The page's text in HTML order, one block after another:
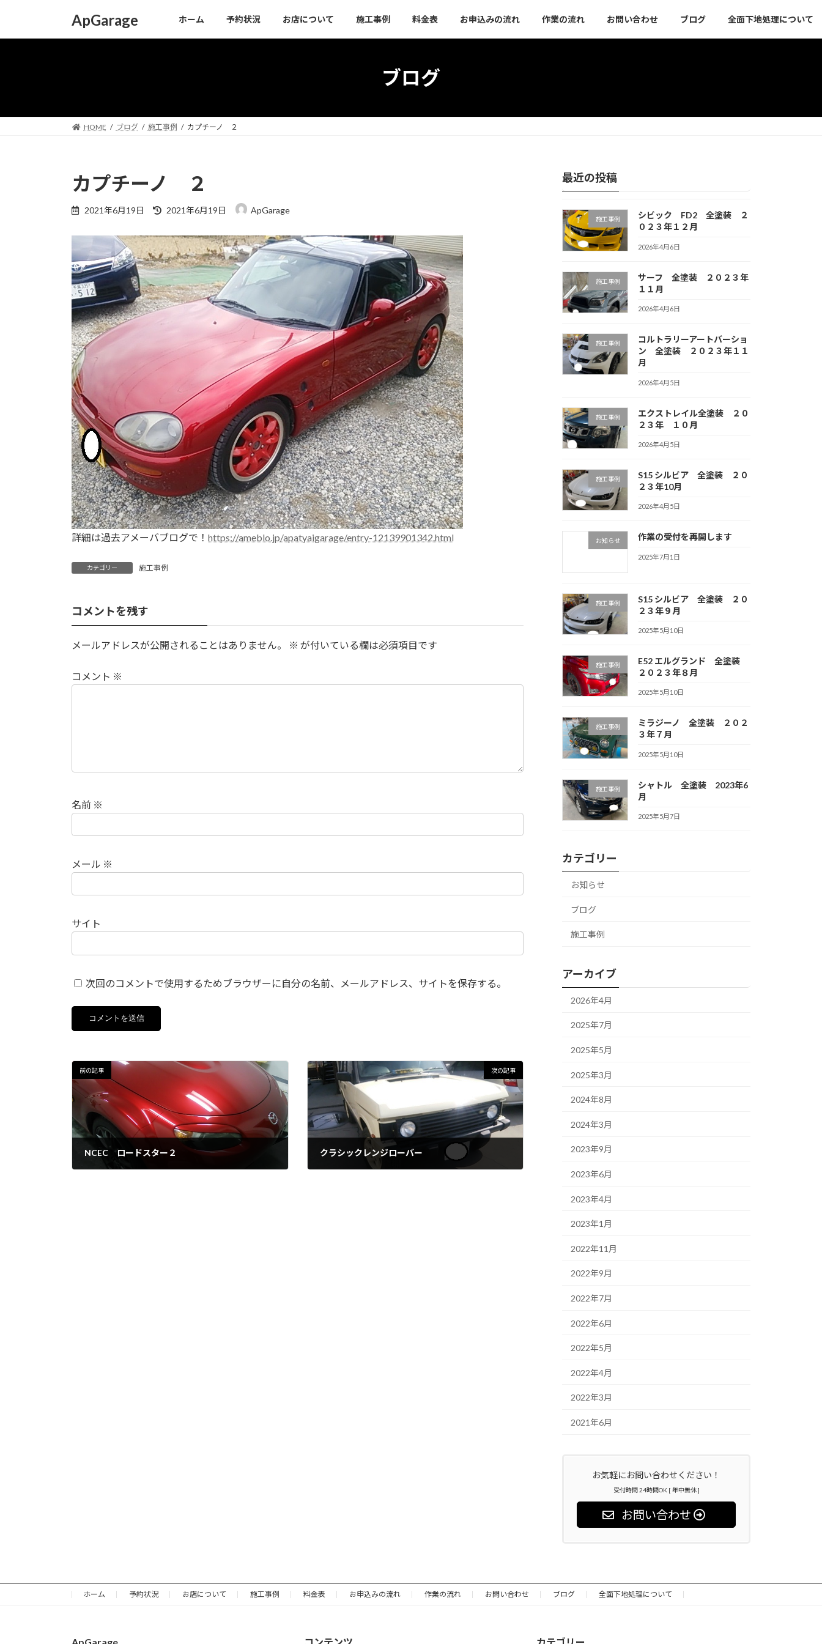
テ
ゲ
ApGarage ホーム 予約状況 お店について 施工事例 料金表 お申込みの流れ 作業の流れ お問い合わせ ブログ 全面下地処理について
ブログ
HOME ブログ 施工事例 カプチーノ ２
カプチーノ ２
2021年6月19日
最
日
時
2021年6月19日 ApGarage
詳細は過去アメーバブログで！ https://ameblo.jp/apatyaigarage/entry-12139901342.html
カテゴリー 施工事例
コメントを残す
メールアドレスが公開されることはありません。 ※ が付いている欄は必須項目です
コメント ※
名前 ※
メール ※
サイト
次回のコメントで使用するためブラウザーに自分の名前、メールアドレス、サイトを保存する。
前の記事
NCEC ロードスター２
次の記事
クラシックレンジローバー
最近の投稿
施工事例
シビック FD2 全塗装 ２
０２３年１２月
2026年4月6日
施工事例
サーフ 全塗装 ２０２３年
１１月
2026年4月6日
施工事例
コルトラリーアートバーショ
ン 全塗装 ２０２３年１１
月
2026年4月5日
施工事例
エクストレイル全塗装 ２０
２３年 １０月
2026年4月5日
施工事例
S15 シルビア 全塗装 ２０
２３年10月
2026年4月5日
お知らせ 作業の受付を再開します
2025年7月1日
施工事例
S15 シルビア 全塗装 ２０
２３年９月
2025年5月10日
施工事例
E52 エルグランド 全塗装
２０２３年８月
2025年5月10日
施工事例
ミラジーノ 全塗装 ２０２
３年７月
2025年5月10日
施工事例
シャトル 全塗装 2023年6
月
2025年5月7日
カテゴリー
お知らせ
ブログ
施工事例
アーカイブ
2026年4月
2025年7月
2025年5月
2025年3月
2024年8月
2024年3月
2023年9月
2023年6月
2023年4月
2023年1月
2022年11月
2022年9月
2022年7月
2022年6月
2022年5月
2022年4月
2022年3月
2021年6月
お気軽にお問い合わせください！
受付時間 24時間OK [ 年中無休 ]
お問い合わせ
ホーム 予約状況 お店について 施工事例 料金表 お申込みの流れ 作業の流れ お問い合わせ ブログ 全面下地処理について